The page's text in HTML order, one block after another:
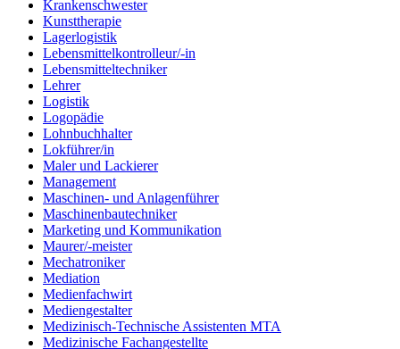
Krankenschwester
Kunsttherapie
Lagerlogistik
Lebensmittelkontrolleur/-in
Lebensmitteltechniker
Lehrer
Logistik
Logopädie
Lohnbuchhalter
Lokführer/in
Maler und Lackierer
Management
Maschinen- und Anlagenführer
Maschinenbautechniker
Marketing und Kommunikation
Maurer/-meister
Mechatroniker
Mediation
Medienfachwirt
Mediengestalter
Medizinisch-Technische Assistenten MTA
Medizinische Fachangestellte